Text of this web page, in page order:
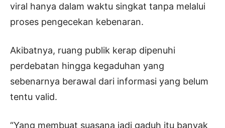
viral hanya dalam waktu singkat tanpa melalui
proses pengecekan kebenaran.
Akibatnya, ruang publik kerap dipenuhi
perdebatan hingga kegaduhan yang
sebenarnya berawal dari informasi yang belum
tentu valid.
“Yang membuat suasana jadi gaduh itu banyak